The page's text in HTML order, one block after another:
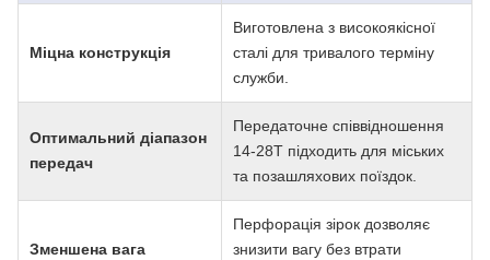
Міцна конструкція
Виготовлена з високоякісної
сталі для тривалого терміну
служби.
Оптимальний діапазон
передач
Передаточне співвідношення
14-28T підходить для міських
та позашляхових поїздок.
Зменшена вага
Перфорація зірок дозволяє
знизити вагу без втрати